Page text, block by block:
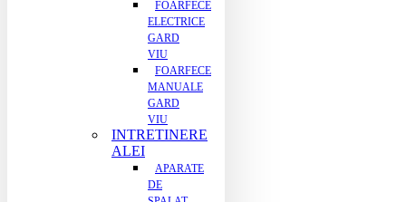
FOARFECE
ELECTRICE
GARD
VIU
FOARFECE
MANUALE
GARD
VIU
INTRETINERE
ALEI
APARATE
DE